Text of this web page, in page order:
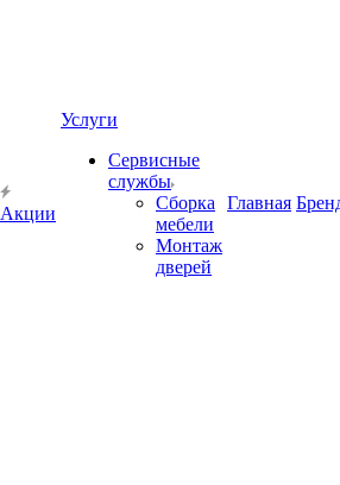
Акции
Услуги
Сервисные
службы
Сборка
мебели
Монтаж
дверей
Главная